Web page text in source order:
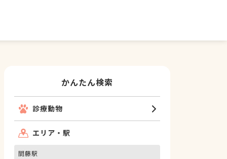
かんたん検索
診療動物
エリア・駅
間藤駅